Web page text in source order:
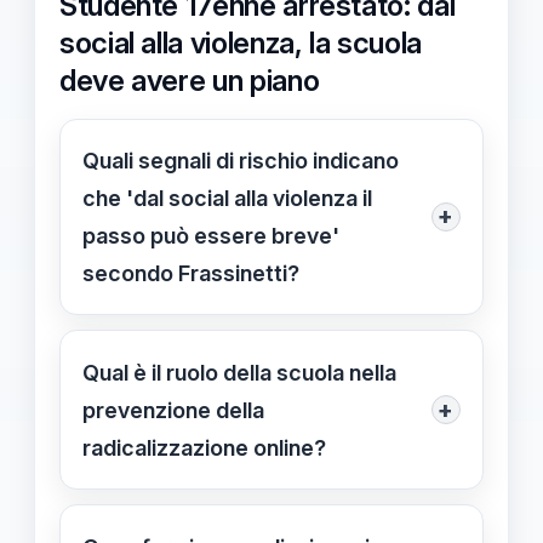
social alla violenza, la scuola
deve avere un piano
Quali segnali di rischio indicano
che 'dal social alla violenza il
passo può essere breve'
secondo Frassinetti?
+
Secondo Frassinetti, segnali come
minacce esplicite, contenuti incitanti
e isolamento improvviso richiedono
un intervento immediato. Raccogli
Qual è il ruolo della scuola nella
prevenzione della
radicalizzazione online?
+
La scuola deve riconoscere segnali di
rischio credibili e gestirli con